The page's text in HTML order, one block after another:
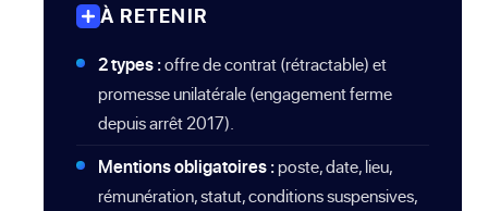
À RETENIR
2 types :offre de contrat (rétractable) et
promesse unilatérale (engagement ferme
depuis arrêt 2017).
Mentions obligatoires :poste, date, lieu,
rémunération, statut, conditions suspensives,